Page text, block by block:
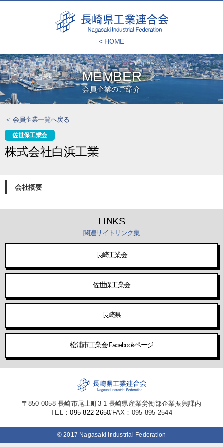
< HOME
MEMBER
会員企業のご紹介
＜ 会員企業一覧へ戻る
佐世保工業会
株式会社白浜工業
会社概要
LINKS
関連サイトリンク集
長崎工業会
佐世保工業会
長崎県
松浦市工業会 Facebookページ
〒850-0058 長崎市尾上町3-1 長崎県産業労働部企業振興課内
TEL：095-822-2650/FAX：095-895-2544
© 2017 Nagasaki Industrial Federation